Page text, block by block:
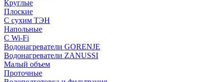
Круглые
Плоские
С сухим ТЭН
Напольные
С Wi-Fi
Водонагреватели GORENJE
Водонагреватели ZANUSSI
Малый объем
Проточные